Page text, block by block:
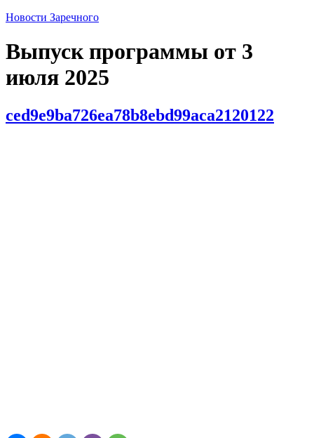
Новости Заречного
Выпуск программы от 3
июля 2025
ced9e9ba726ea78b8ebd99aca2120122